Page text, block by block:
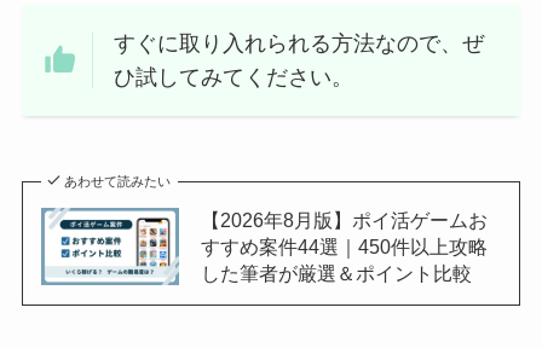
すぐに取り入れられる方法なので、ぜ
ひ試してみてください。
あわせて読みたい
【2026年8月版】ポイ活ゲームお
すすめ案件44選｜450件以上攻略
した筆者が厳選＆ポイント比較